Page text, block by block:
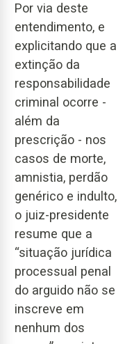
Por via deste
entendimento, e
explicitando que a
extinção da
responsabilidade
criminal ocorre -
além da
prescrição - nos
casos de morte,
amnistia, perdão
genérico e indulto,
o juiz-presidente
resume que a
“situação jurídica
processual penal
do arguido não se
inscreve em
nenhum dos